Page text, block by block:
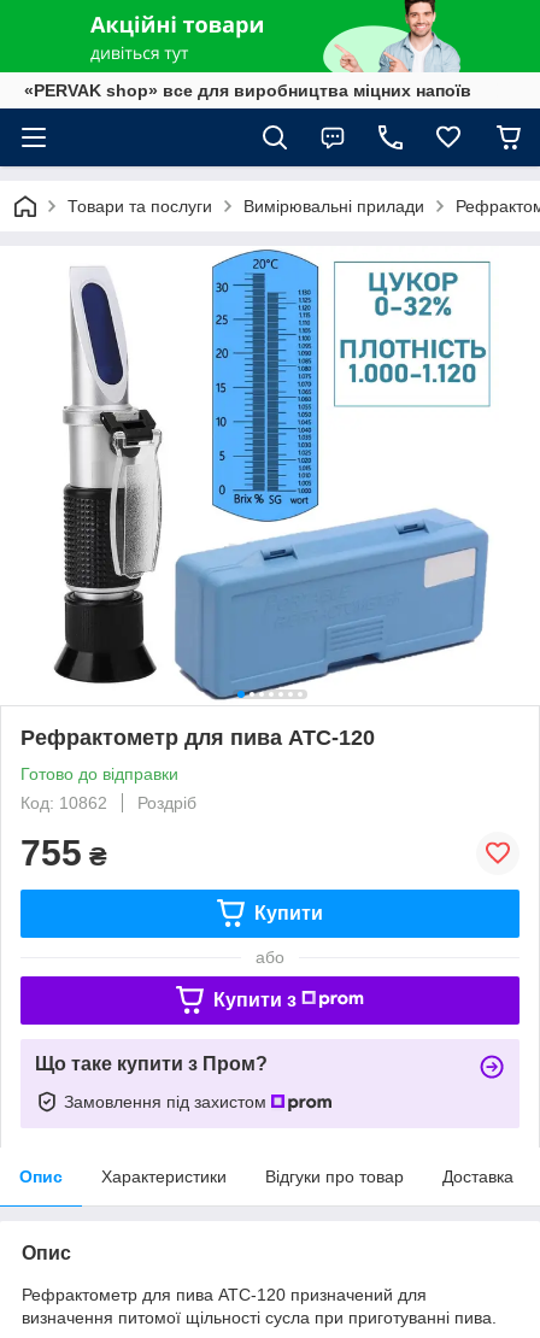
«PERVAK shop» все для виробництва міцних напоїв
Товари та послуги Вимірювальні прилади
Рефрактометр для пива АТС-120
Готово до відправки
Код: 10862
Роздріб
755 ₴
Купити
або
Купити з
Що таке купити з Пром?
Замовлення під захистом
Опис Характеристики Відгуки про товар Доставка
Опис
Рефрактометр для пива АТС-120 призначений для
визначення питомої щільності сусла при приготуванні пива.